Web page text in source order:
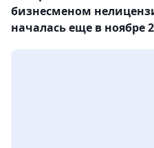
бизнесменом
началась еще в ноябре